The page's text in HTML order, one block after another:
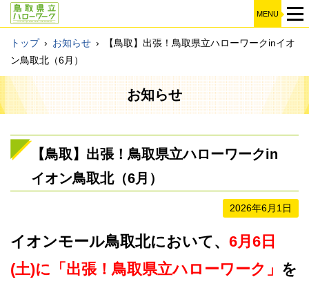
MENU
トップ › お知らせ ›
【鳥取】出張！鳥取県立ハローワークinイオ
ン鳥取北（6月）
お知らせ
【鳥取】出張！鳥取県立ハローワークin
イオン鳥取北（6月）
2026年6月1日
イオンモール鳥取北において、 6月6日
(土)に「出張！鳥取県立ハローワーク」 を